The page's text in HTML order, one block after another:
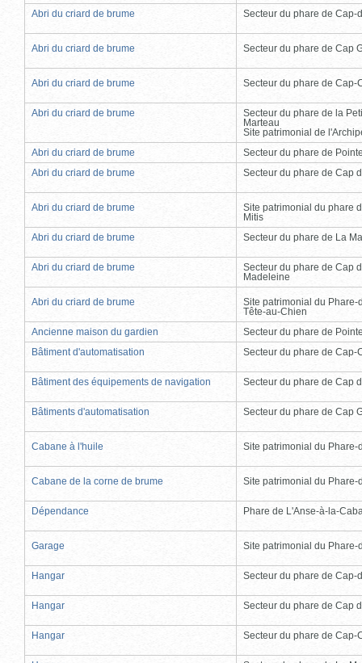
Abri du criard de brume
Secteur du phare de Cap-
Abri du criard de brume Secteur du phare de Cap
Abri du criard de brume Secteur du phare de Cap-
Abri du criard de brume
Secteur du phare de la
Marteau
Site patrimonial de
Abri du criard de brume
Secteur du phare de
Abri du criard de brume
Secteur du phare de Cap
Abri du criard de brume
Site patrimonial du phare
Mitis
Abri du criard de brume
Secteur du phare de La
Abri du criard de brume
Secteur du phare de Cap
Madeleine
Abri du criard de brume
Site patrimonial du Phare-
Tête-au-Chien
Ancienne maison du gardien
Secteur du phare de
Bâtiment d'automatisation
Secteur du phare de Cap-
Bâtiment des équipements de navigation Secteur du phare de Cap
Bâtiments d'automatisation Secteur du phare de Cap
Cabane à l'huile Site patrimonial du Phare-
Cabane de la corne de brume Site patrimonial du Phare-
Dépendance Phare de L'Anse-à-la-
Garage Site patrimonial du Phare-
Hangar Secteur du phare de Cap-
Hangar Secteur du phare de Cap
Hangar Secteur du phare de Cap-